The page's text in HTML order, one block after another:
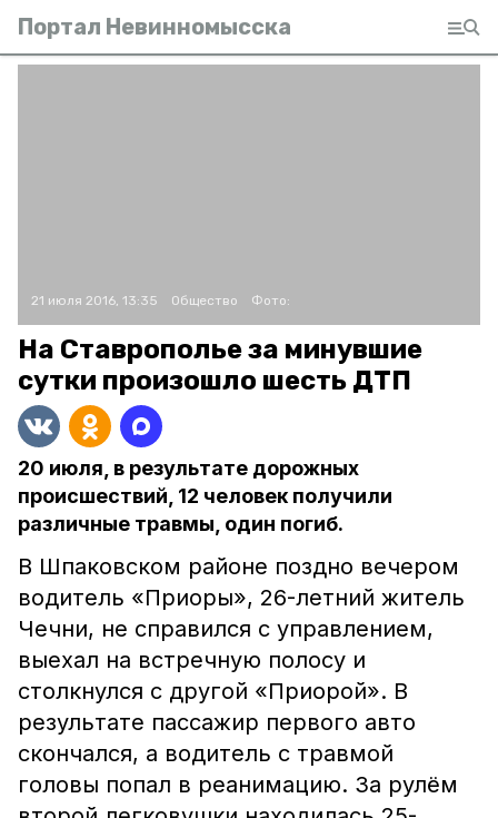
Портал Невинномысска
21 июля 2016, 13:35 Общество Фото:
На Ставрополье за минувшие
сутки произошло шесть ДТП
20 июля, в результате дорожных
происшествий, 12 человек получили
различные травмы, один погиб.
В Шпаковском районе поздно вечером
водитель «Приоры», 26-летний житель
Чечни, не справился с управлением,
выехал на встречную полосу и
столкнулся с другой «Приорой». В
результате пассажир первого авто
скончался, а водитель с травмой
головы попал в реанимацию. За рулём